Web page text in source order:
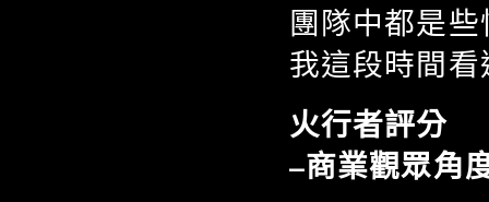
團隊中都是
我這段時間
火行者評
–商業觀眾角